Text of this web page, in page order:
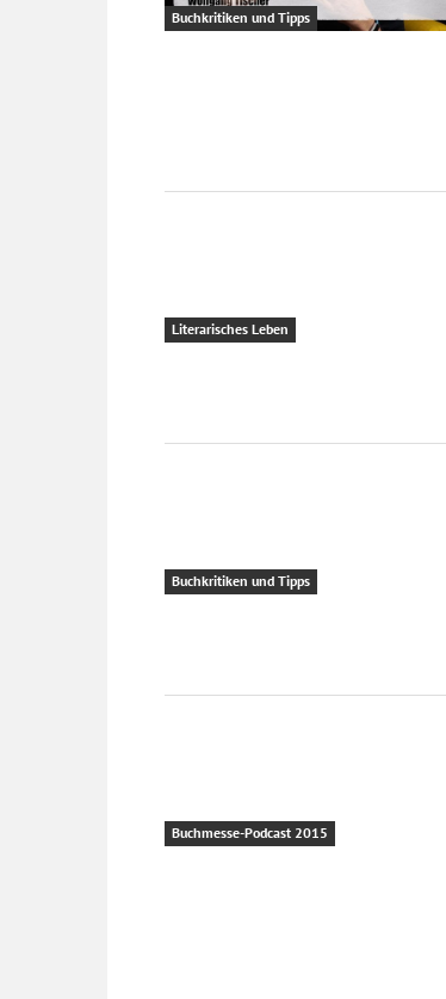
Buchkritiken und Tipps
Literarisches Leben
Buchkritiken und Tipps
Buchmesse-Podcast 2015